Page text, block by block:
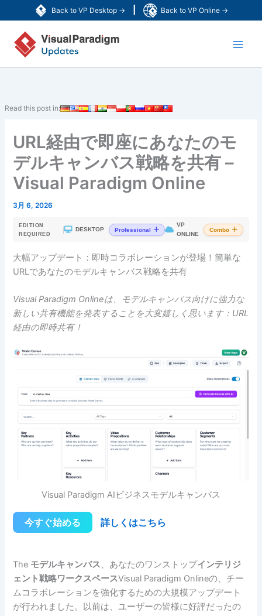
Back to VP Desktop → Back to VP Online →
容
Read this post in:
URL経由で即座にあなたのモ
デルキャンバス戦略を共有 –
Visual Paradigm Online
3月 6, 2026
EDITION
REQUIRED
DESKTOP Professional
VP
ONLINE
Combo
大幅アップデート：即時コラボレーションが登場！簡単な
URLであなたのモデルキャンバス戦略を共有
Visual Paradigm Onlineは、モデルキャンバス向けに強力な
新しい共有機能を発表することを大変嬉しく思います：URL
経由の即時共有！
Visual Paradigm AIビジネスモデルキャンバス
今すぐ始める 詳しくはこちら
The モデルキャンバス、あなたのワンストップインテリジ
ェント戦略ワークスペースVisual Paradigm Onlineの、チー
ムコラボレーションを強化するための大規模アップデート
が行われました。以前は、ユーザーの皆様に好評だったの